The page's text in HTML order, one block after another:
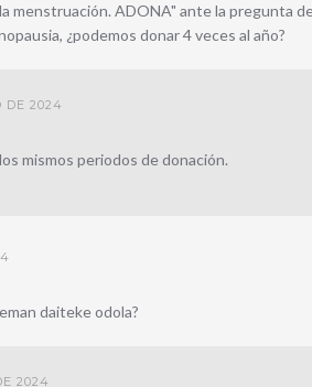
menstruación. ADONA" ante la pregunta
¿podemos donar 4 veces al año?
DE 2024
mismos periodos de donación.
daiteke odola?
2024